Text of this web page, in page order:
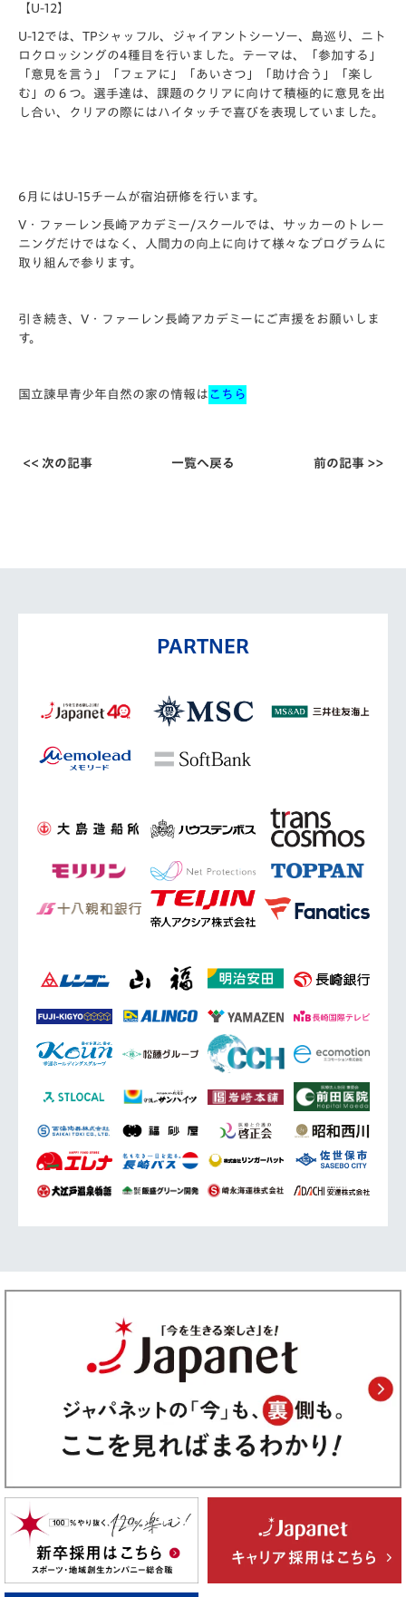
【U-12】
U-12では、TPシャッフル、ジャイアントシーソー、島巡り、ニト
ロクロッシングの4種目を行いました。テーマは、「参加する」
「意見を言う」「フェアに」「あいさつ」「助け合う」「楽し
む」の６つ。選手達は、課題のクリアに向けて積極的に意見を出
し合い、クリアの際にはハイタッチで喜びを表現していました。
6月にはU-15チームが宿泊研修を行います。
V・ファーレン長崎アカデミー/スクールでは、サッカーのトレー
ニングだけではなく、人間力の向上に向けて様々なプログラムに
取り組んで参ります。
引き続き、V・ファーレン長崎アカデミーにご声援をお願いしま
す。
国立諫早青少年自然の家の情報は こちら
<< 次の記事 一覧へ戻る 前の記事 >>
PARTNER